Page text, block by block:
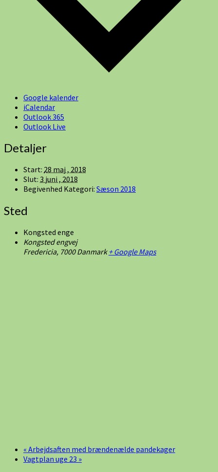
Google kalender
iCalendar
Outlook 365
Outlook Live
Detaljer
Start: 28 maj , 2018
Slut: 3 juni , 2018
Begivenhed Kategori: Sæson 2018
Sted
Kongsted enge
Kongsted engvej
Fredericia, 7000 Danmark + Google Maps
« Arbejdsaften med brændenælde pandekager
Vagtplan uge 23 »